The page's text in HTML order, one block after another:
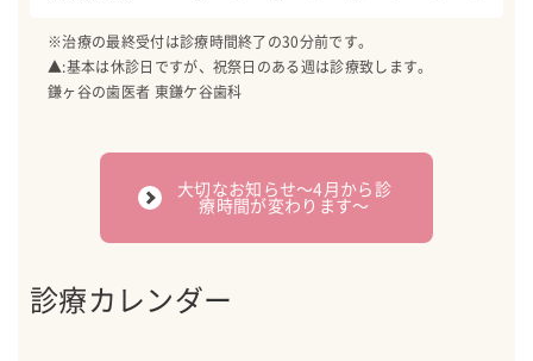
※治療の最終受付は診療時間終了の30分前です。
▲:基本は休診日ですが、祝祭日のある週は診療致します。
鎌ヶ谷の歯医者 東鎌ケ谷歯科
大切なお知らせ〜4月から診
療時間が変わります〜
診療カレンダー